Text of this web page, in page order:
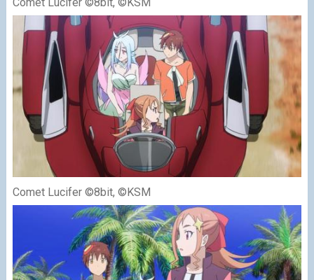
Comet Lucifer ©8bit, ©KSM